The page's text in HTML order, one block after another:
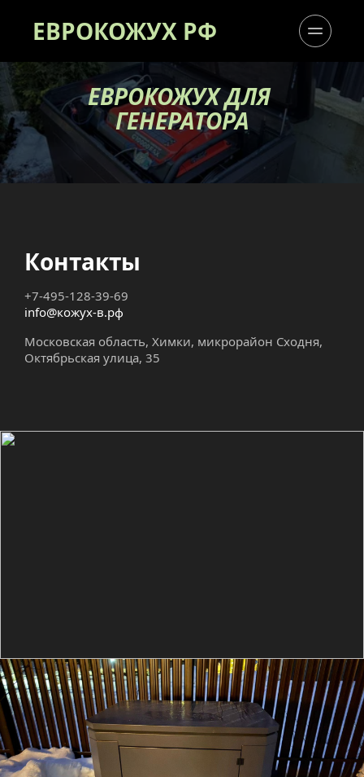
ЕВРОКОЖУХ РФ
ЕВРОКОЖУХ ДЛЯ
ГЕНЕРАТОРА
Контакты
+7-495-128-39-69
info@кожух-в.рф
Московская область, Химки, микрорайон Сходня,
Октябрьская улица, 35